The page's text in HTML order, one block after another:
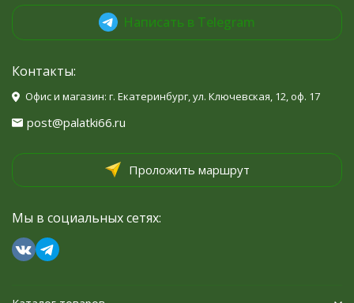
Написать в Telegram
Контакты:
Офис и магазин: г. Екатеринбург, ул. Ключевская, 12, оф. 17
post@palatki66.ru
Проложить маршрут
Мы в социальных сетях: